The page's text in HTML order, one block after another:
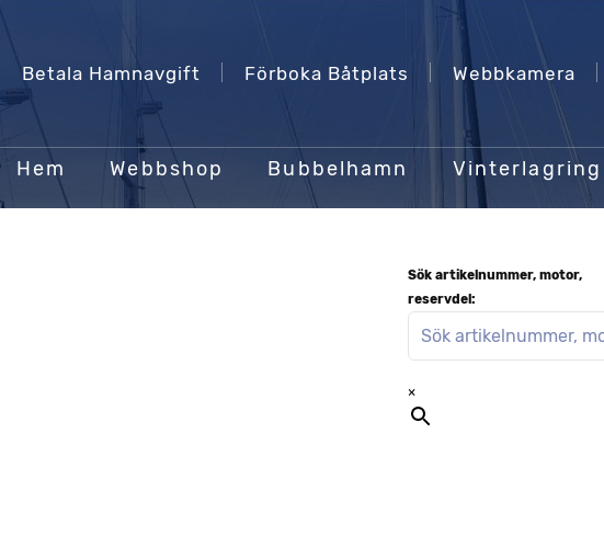
Betala Hamnavgift Förboka Båtplats Webbkamera
Hem Webbshop Bubbelhamn Vinterlagring
Sök artikelnummer, motor,
reservdel:
×